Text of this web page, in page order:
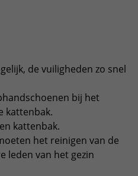
de vuiligheden zo snel
bij het
kattenbak.
kattenbak.
het reinigen van de
leden van het gezin